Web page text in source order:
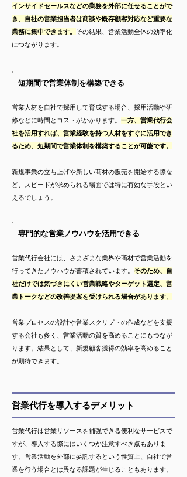
インサイドセールスなどの業務を外部に任せることがで
き、自社の営業担当者は商談や既存顧客対応など重要な
業務に集中できます。 その結果、営業活動全体の効率化
につながります。
短期間で営業体制を構築できる
営業人材を自社で採用して育成する場合、採用活動や研
修などに時間とコストがかかります。 一方、営業代行会
社を活用すれば、営業経験を持つ人材をすぐに活用でき
るため、短期間で営業体制を構築することが可能です。
新規事業の立ち上げや新しい商材の販売を開始する際な
ど、スピードが求められる場面では特に有効な手段とい
えるでしょう。
専門的な営業ノウハウを活用できる
営業代行会社には、さまざまな業界や商材で営業活動を
行ってきたノウハウが蓄積されています。 そのため、自
社だけでは気づきにくい営業戦略やターゲット選定、営
業トークなどの改善提案を受けられる場合があります。
営業プロセスの設計や営業スクリプトの作成などを支援
する会社も多く、営業活動の質を高めることにもつなが
ります。結果として、新規顧客獲得の効率を高めること
が期待できます。
営業代行を導入するデメリット
営業代行は営業リソースを補強できる便利なサービスで
すが、導入する際にはいくつか注意すべき点もありま
す。営業活動を外部に委託するという性質上、自社で営
業を行う場合とは異なる課題が生じることもあります。